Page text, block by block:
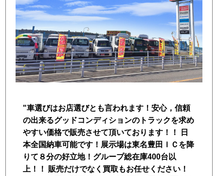
お気に入り
閲覧履歴
保存した検索条件
ログイン
"車選びはお店選びとも言われます！安心，信頼
の出来るグッドコンディションのトラックを求め
やすい価格で販売させて頂いております！！ 日
本全国納車可能です！展示場は東名豊田ＩＣを降
りて８分の好立地！グループ総在庫400台以
上！！ 販売だけでなく買取もお任せください！